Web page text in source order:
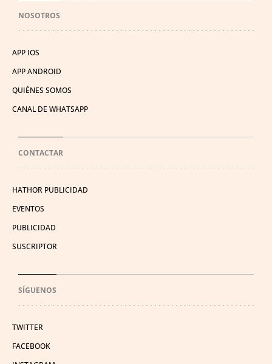
NOSOTROS
APP IOS
APP ANDROID
QUIÉNES SOMOS
CANAL DE WHATSAPP
CONTACTAR
HATHOR PUBLICIDAD
EVENTOS
PUBLICIDAD
SUSCRIPTOR
SÍGUENOS
TWITTER
FACEBOOK